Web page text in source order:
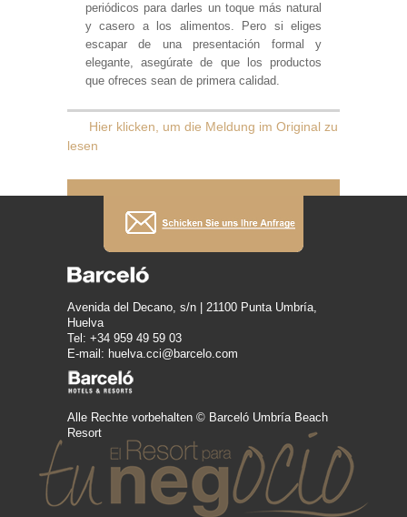
periódicos para darles un toque más natural
y casero a los alimentos. Pero si eliges
escapar de una presentación formal y
elegante, asegúrate de que los productos
que ofreces sean de primera calidad.
Hier klicken, um die Meldung im Original zu
lesen
Avenida del Decano, s/n | 21100 Punta Umbría,
Huelva
Tel: +34 959 49 59 03
E-mail: huelva.cci@barcelo.com
Alle Rechte vorbehalten © Barceló Umbría Beach
Resort